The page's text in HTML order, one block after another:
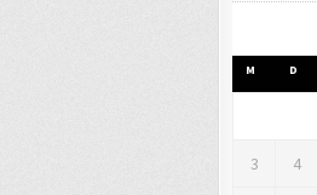
M D
3 4